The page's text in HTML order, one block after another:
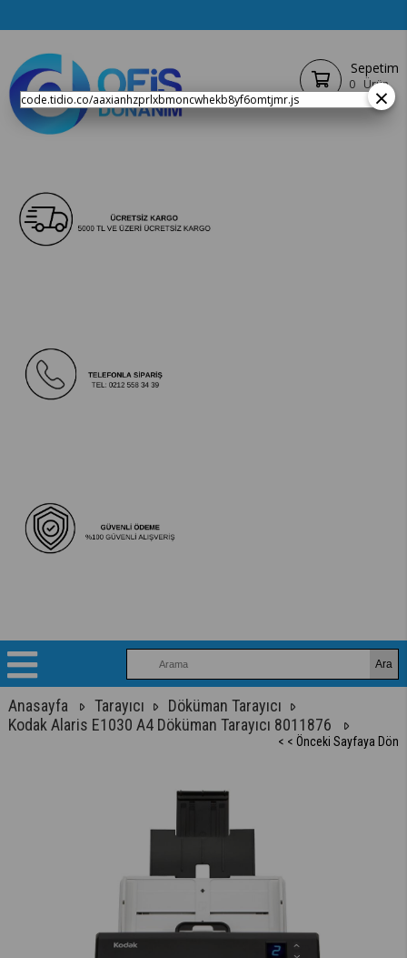
Sepetim
0 Ürün
Anasayfa Tarayıcı
Döküman Tarayıcı
Kodak Alaris E1030 A4 Döküman Tarayıcı 8011876
< < Önceki Sayfaya Dön
×
code.tidio.co/aaxianhzprlxbmoncwhekb8yf6omtjmr.js